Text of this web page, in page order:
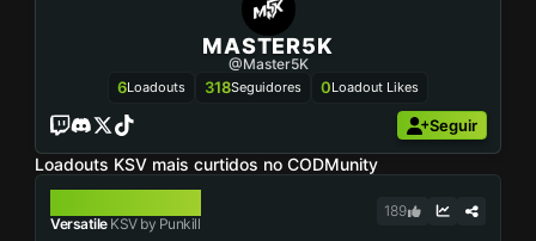
MASTER5K
@Master5K
6Loadouts 318Seguidores 0Loadout Likes
Seguir
Loadouts KSV mais curtidos no CODMunity
VersatileKSV by Punkill
189